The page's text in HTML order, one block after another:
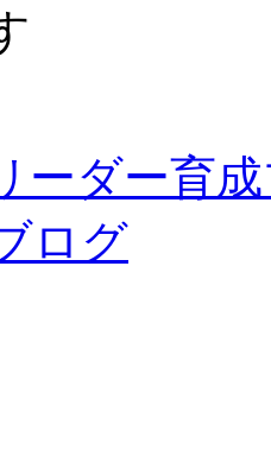
ーダー育
ログ